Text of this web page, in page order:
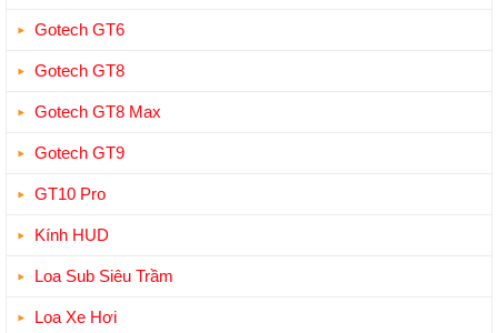
Gotech GT6
Gotech GT8
Gotech GT8 Max
Gotech GT9
GT10 Pro
Kính HUD
Loa Sub Siêu Trầm
Loa Xe Hơi